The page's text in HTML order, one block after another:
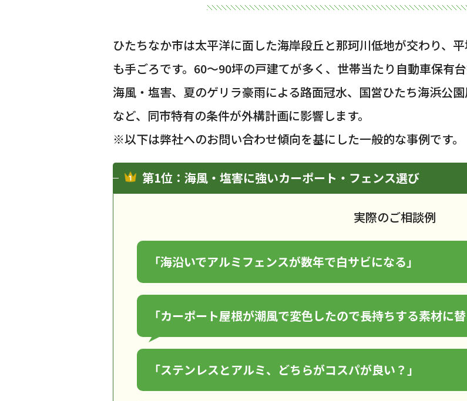
ひたちなか市は太平洋に面した海岸段丘と那珂川低地が交わり、
も手ごろです。60〜90坪の戸建てが多く、世帯当たり自動車保有
海風・塩害、夏のゲリラ豪雨による路面冠水、国営ひたち海浜公
など、同市特有の条件が外構計画に影響します。
※以下は弊社へのお問い合わせ傾向を基にした一般的な事例です。
第1位：海風・塩害に強いカーポート・フェンス選び
実際のご相談例
「海沿いでアルミフェンスが数年で白サビになる」
「カーポート屋根が潮風で変色したので長持ちする素材に替
「ステンレスとアルミ、どちらがコスパが良い？」